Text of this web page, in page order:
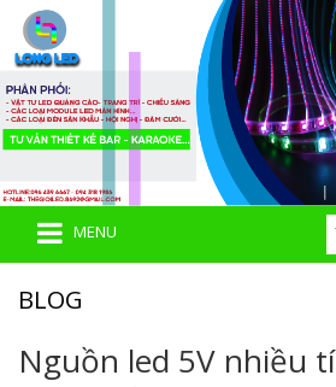
MENU
BLOG
Nguồn led 5V nhiều